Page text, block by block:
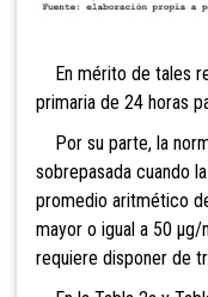
En mérito de tales
primaria de 24 horas
Por su parte, la
sobrepasada cuando
promedio aritmético
mayor o igual a 50 µg/
requiere disponer de